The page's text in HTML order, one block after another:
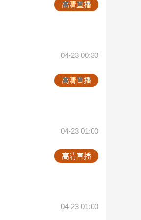
高清直播
04-23 00:30
高清直播
04-23 01:00
高清直播
04-23 01:00